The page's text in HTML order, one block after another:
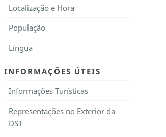
Localização e Hora
População
Língua
INFORMAÇÕES ÚTEIS
Informações Turísticas
Representações no Exterior da
DST